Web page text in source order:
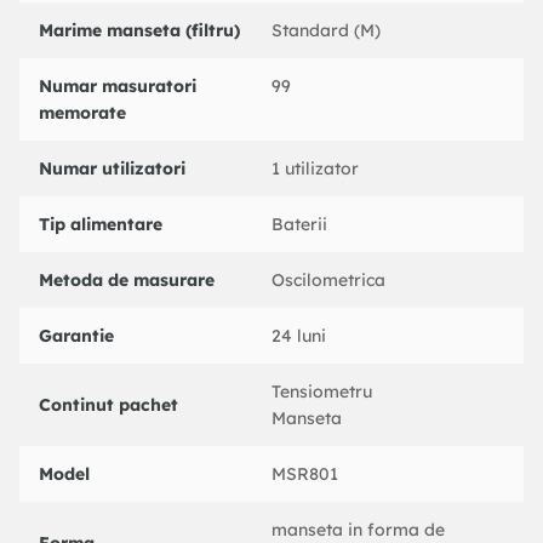
USB DC 6V (nu este inclus)
Greutate produs (g): 223
Produs: Tensiometru electronic
Lungime produs (mm): 125
Marime manseta (filtru) Standard (M)
Numar masuratori
memorate
99
Numar utilizatori 1 utilizator
Tip alimentare Baterii
Metoda de masurare Oscilometrica
Garantie 24 luni
Continut pachet
Tensiometru
Manseta
Model MSR801
manseta in forma de